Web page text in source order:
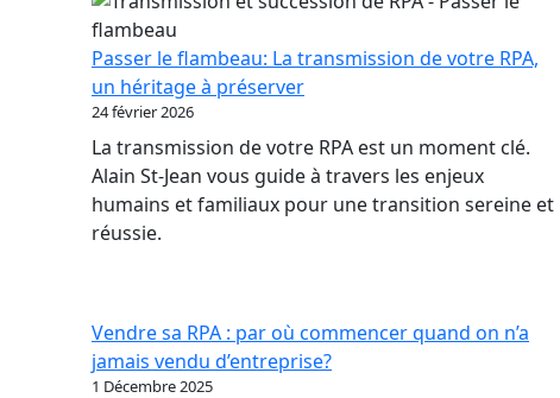
:
Le
nouveau
contrat
confiance
en
RPA
Passer le flambeau: La transmission de votre RPA,
un héritage à préserver
24 février 2026
La transmission de votre RPA est un moment clé.
Alain St-Jean vous guide à travers les enjeux
humains et familiaux pour une transition sereine et
réussie.
Vendre sa RPA : par où commencer quand on n’a
jamais vendu d’entreprise?
1 Décembre 2025